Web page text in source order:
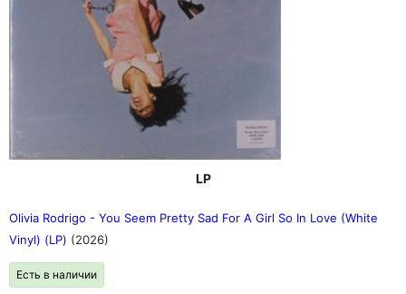
LP
Olivia Rodrigo - You Seem Pretty Sad For A Girl So In Love (White
Vinyl) (LP) (2026)
Есть в наличии